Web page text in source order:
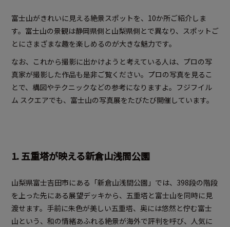
富士山がきれいに見える絶景スポットを、10か所ご紹介しま
す。富士山の景観は静岡県側と山梨県側とで異なり、スポットご
とにさまざまな趣を楽しめるのが大きな魅力です。
なお、これから撮影に出かけようと考えている人は、プロの写
真家が撮影した作品も是非ご覧ください。プロの写真を見るこ
とで、構図やテクニックなどの参考になりますよ。フジフイル
ム スクエアでも、富士山の写真展をたびたび開催しています。
1. 五重塔が映える新倉山浅間公園
山梨県富士吉田市にある「新倉山浅間公園」では、398段の階段
を上った先にある展望デッキから、五重塔と富士山を同時に見
渡せます。手前に朱色が美しい五重塔、奥には悠然と佇む富士
山という、和の情緒あふれる絶景が海外で評判を呼び、人気に